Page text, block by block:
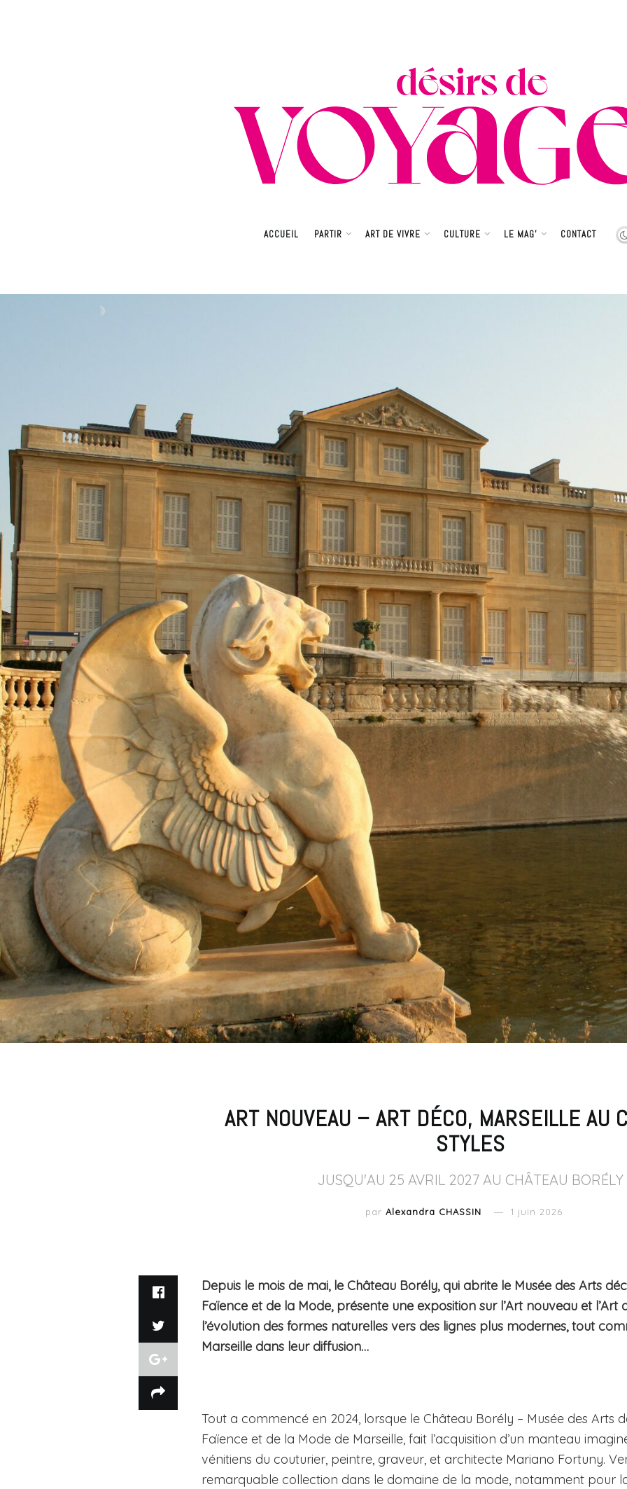
ACCUEIL PARTIR ART DE VIVRE CULTURE LE MAG’ CONTACT
ART NOUVEAU – ART DÉCO, MARSEILLE AU
STYLES
JUSQU'AU 25 AVRIL 2027 AU CHÂTEAU BORÉLY
par Alexandra CHASSIN 1 juin 2026
Depuis le mois de mai, le Château Borély, qui abrite le Musée des Arts
Faïence et de la Mode, présente une exposition sur l’Art nouveau et l’Art
l’évolution des formes naturelles vers des lignes plus modernes, tout
Marseille dans leur diffusion…
Tout a commencé en 2024, lorsque le Château Borély – Musée des Arts
Faïence et de la Mode de Marseille, fait l’acquisition d’un manteau
vénitiens du couturier, peintre, graveur, et architecte Mariano Fortuny.
remarquable collection dans le domaine de la mode, notamment pour